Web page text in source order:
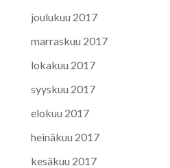
joulukuu 2017
marraskuu 2017
lokakuu 2017
syyskuu 2017
elokuu 2017
heinäkuu 2017
kesäkuu 2017